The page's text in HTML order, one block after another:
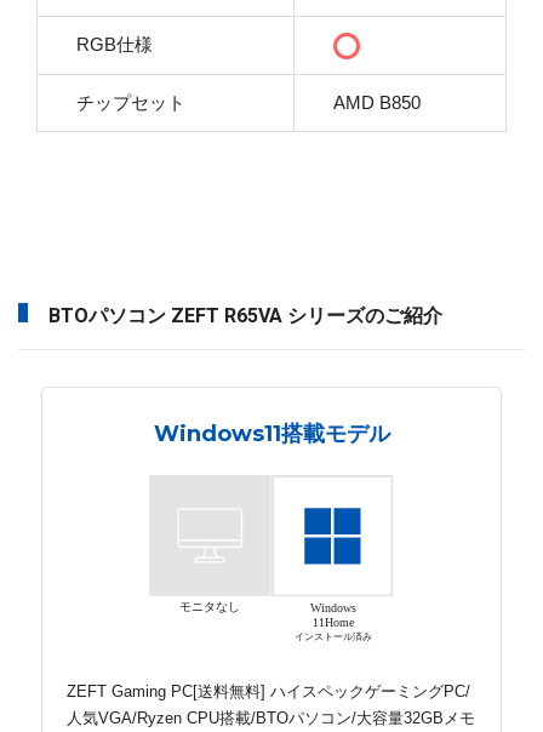
RGB仕様
チップセット AMD B850
BTOパソコン ZEFT R65VA シリーズのご紹介
Windows11搭載モデル
モニタなし
Windows
11Home
インストール済み
ZEFT Gaming PC[送料無料] ハイスペックゲーミングPC/
人気VGA/Ryzen CPU搭載/BTOパソコン/大容量32GBメモ